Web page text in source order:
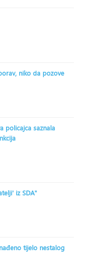
niko da pozove
policajca saznala
iz SDA"
tijelo nestalog